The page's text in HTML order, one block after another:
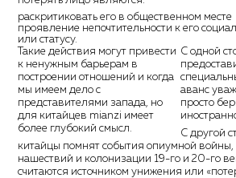
раскритиковать его в общественном месте
проявление непочтительности к его
или статусу.
Такие действия могут привести
к ненужным барьерам в
построении отношений и когда
мы имеем дело с
представителями запада, но
для китайцев mianzi имеет
более глубокий смысл.
С одной
аванс
просто
С другой
китайцы помнят события опиумной
нашествий и колонизации 19-го и 20-го
считаются источником унижения или